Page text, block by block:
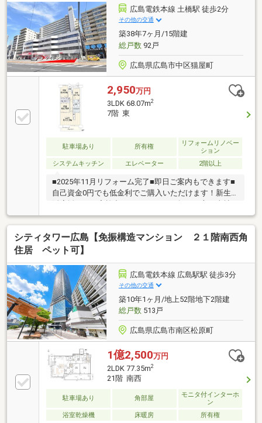
物件を常時オープン公開◎ ⇒ご自分で条件を入力
し、納得いくまで探せます。◆新着・計画中物件な
ど…豊富な物件情報は『関連リンク』へ優良不動産販
売広島市南区皆実町3丁目3-22
広島電鉄本線 土橋駅 徒歩2分
その他の交通
築38年7ヶ月/15階建
総戸数92戸
広島県広島市中区猫屋町
2,950万円
3LDK 68.07m2
7階 東
駐車場あり 所有権
リフォームリノベー
ション
システムキッチン
エレベーター 2階以上
■2025年11月リフォーム完了■即日ご案内もできます■
自己資金0円でも低金利でご購入いただけます！新生
活応援フェア実施中♪マンションをお探しの方は当社
にお任せください♪住宅ローンもお任せください♪頭金
０円からでもＯＫ！住宅ローンが不安！月々の返済を
抑えたい！資金計画のお悩みもお気軽にご相談くださ
い。☆まずはその目で現地をご覧ください！平日も見
ご連絡ください
シティタワー広島【免振構造マンション ２１階南西角
住居 ペット可】
広島電鉄本線 広島駅駅 徒歩3分
その他の交通
築10年1ヶ月/地上52階地下2階建
総戸数513戸
広島県広島市南区松原町
1億2,500万円
2LDK 77.35m2
21階 南西
駐車場あり 角部屋
モニタ付インターホ
ン
浴室乾燥機
床暖房 所有権